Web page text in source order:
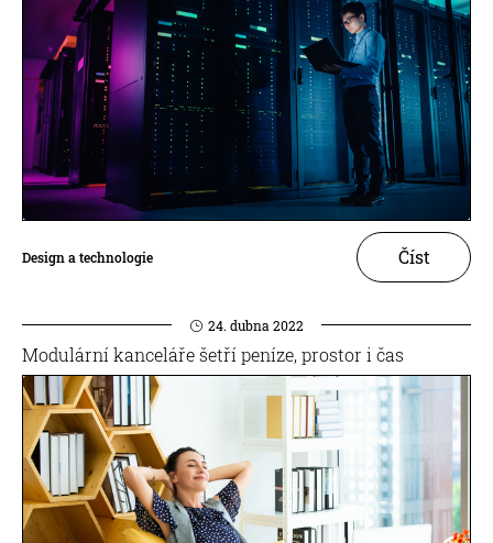
Design a technologie Číst
24. dubna 2022
Modulární kanceláře šetří peníze, prostor i čas